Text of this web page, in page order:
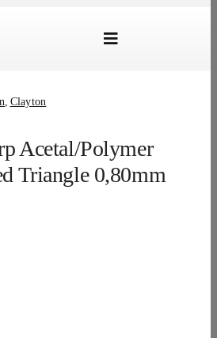
Toggle
Händlersuche
Über Uns
Clayton
Acetal/Polymer
Triangle 0,80mm